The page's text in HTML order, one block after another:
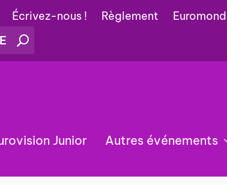
Écrivez-nous ! Règlement
Junior Autres événements